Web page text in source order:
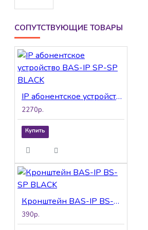
замка, управления
беспокоить»,
электронной
регулировки
громкости, а также
для вызова лифта на
этаж.
СОПУТСТВУЮЩИЕ ТОВАРЫ
IP абонентское устройство BAS-IP SP-SP BLACK
2270р.
Купить
Кронштейн BAS-IP BS-SP BLACK
390р.